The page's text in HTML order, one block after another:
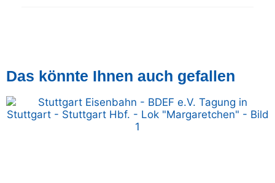
Das könnte Ihnen auch gefallen